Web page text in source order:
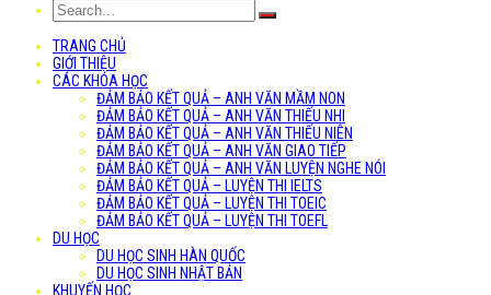
TRANG CHỦ
GIỚI THIỆU
CÁC KHÓA HỌC
ĐẢM BẢO KẾT QUẢ – ANH VĂN MẦM NON
ĐẢM BẢO KẾT QUẢ – ANH VĂN THIẾU NHI
ĐẢM BẢO KẾT QUẢ – ANH VĂN THIẾU NIÊN
ĐẢM BẢO KẾT QUẢ – ANH VĂN GIAO TIẾP
ĐẢM BẢO KẾT QUẢ – ANH VĂN LUYỆN NGHE NÓI
ĐẢM BẢO KẾT QUẢ – LUYỆN THI IELTS
ĐẢM BẢO KẾT QUẢ – LUYỆN THI TOEIC
ĐẢM BẢO KẾT QUẢ – LUYỆN THI TOEFL
DU HỌC
DU HỌC SINH HÀN QUỐC
DU HỌC SINH NHẬT BẢN
KHUYẾN HỌC